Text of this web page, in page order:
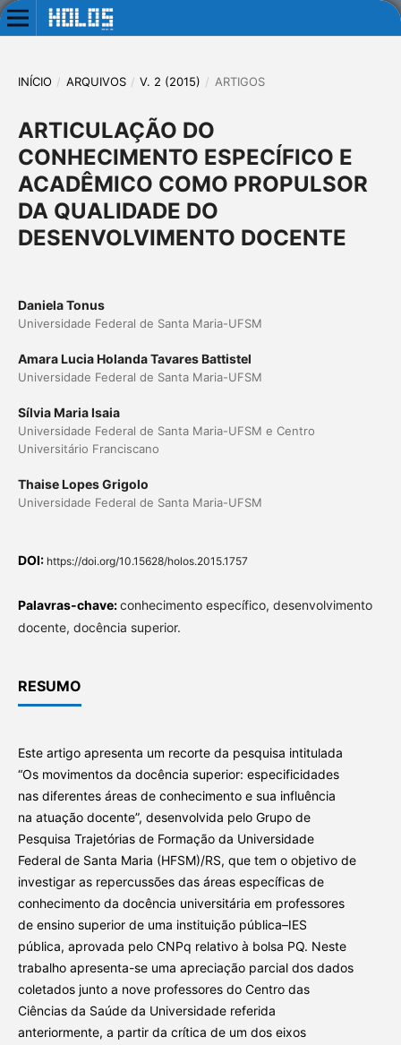
INÍCIO / ARQUIVOS / V. 2 (2015) / ARTIGOS
ARTICULAÇÃO DO
CONHECIMENTO ESPECÍFICO E
ACADÊMICO COMO PROPULSOR
DA QUALIDADE DO
DESENVOLVIMENTO DOCENTE
Daniela Tonus
Universidade Federal de Santa Maria-UFSM
Amara Lucia Holanda Tavares Battistel
Universidade Federal de Santa Maria-UFSM
Sílvia Maria Isaia
Universidade Federal de Santa Maria-UFSM e Centro
Universitário Franciscano
Thaise Lopes Grigolo
Universidade Federal de Santa Maria-UFSM
DOI: https://doi.org/10.15628/holos.2015.1757
Palavras-chave:conhecimento específico, desenvolvimento
docente, docência superior.
RESUMO
Este artigo apresenta um recorte da pesquisa intitulada
“Os movimentos da docência superior: especificidades
nas diferentes áreas de conhecimento e sua influência
na atuação docente”, desenvolvida pelo Grupo de
Pesquisa Trajetórias de Formação da Universidade
Federal de Santa Maria (HFSM)/RS, que tem o objetivo de
investigar as repercussões das áreas específicas de
conhecimento da docência universitária em professores
de ensino superior de uma instituição pública–IES
pública, aprovada pelo CNPq relativo à bolsa PQ. Neste
trabalho apresenta-se uma apreciação parcial dos dados
coletados junto a nove professores do Centro das
Ciências da Saúde da Universidade referida
anteriormente, a partir da crítica de um dos eixos